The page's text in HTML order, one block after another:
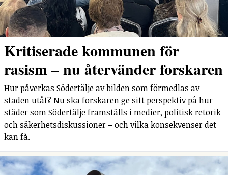
Kritiserade kommunen för
rasism – nu återvänder forskaren
Hur påverkas Södertälje av bilden som förmedlas av
staden utåt? Nu ska forskaren ge sitt perspektiv på hur
städer som Södertälje framställs i medier, politisk retorik
och säkerhetsdiskussioner – och vilka konsekvenser det
kan få.